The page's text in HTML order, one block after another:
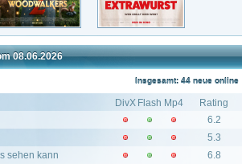
08.06.2026
Insgesamt: 44 neue online
DivX Flash Mp4
Rating
6.2
5.3
sehen kann
6.8